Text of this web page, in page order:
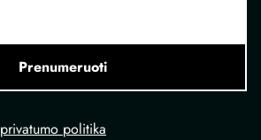
Prenumeruoti
privatumo politika